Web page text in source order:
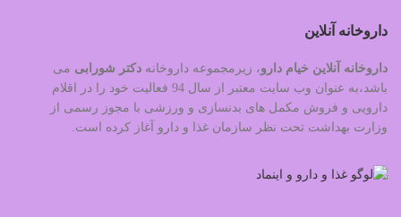
داروخانه آنلاین
داروخانه آنلاین خیام دارو، زیرمجموعه داروخانه دکتر شورابی می
باشد،به عنوان وب سایت معتبر از سال 94 فعالیت خود را در اقلام
دارویی و فروش مکمل های بدنسازی و ورزشی با مجوز رسمی از
وزارت بهداشت تحت نظر سازمان غذا و دارو آغاز کرده است.